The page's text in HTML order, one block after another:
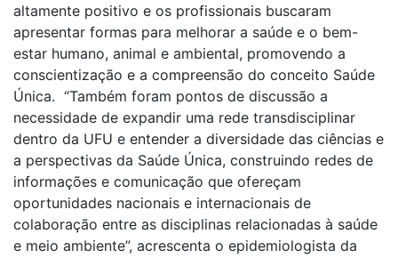
altamente positivo e os profissionais buscaram
apresentar formas para melhorar a saúde e o bem-
estar humano, animal e ambiental, promovendo a
conscientização e a compreensão do conceito Saúde
Única. “Também foram pontos de discussão a
necessidade de expandir uma rede transdisciplinar
dentro da UFU e entender a diversidade das ciências e
a perspectivas da Saúde Única, construindo redes de
informações e comunicação que ofereçam
oportunidades nacionais e internacionais de
colaboração entre as disciplinas relacionadas à saúde
e meio ambiente”, acrescenta o epidemiologista da